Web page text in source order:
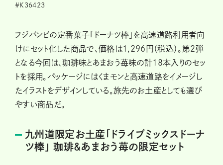
#K36423
フジバンビの定番菓子「ドーナツ棒」を高速道路利用者向
けにセット化した商品で、価格は1,296円（税込）。第2弾
となる今回は、珈琲味とあまおう苺味の計18本入りのセッ
トを採用。パッケージにはくまモンと高速道路をイメージし
たイラストをデザインしている。旅先のお土産としても選び
やすい商品だ。
九州道限定お土産「ドライブミックスドーナ
ツ棒」 珈琲＆あまおう苺の限定セット